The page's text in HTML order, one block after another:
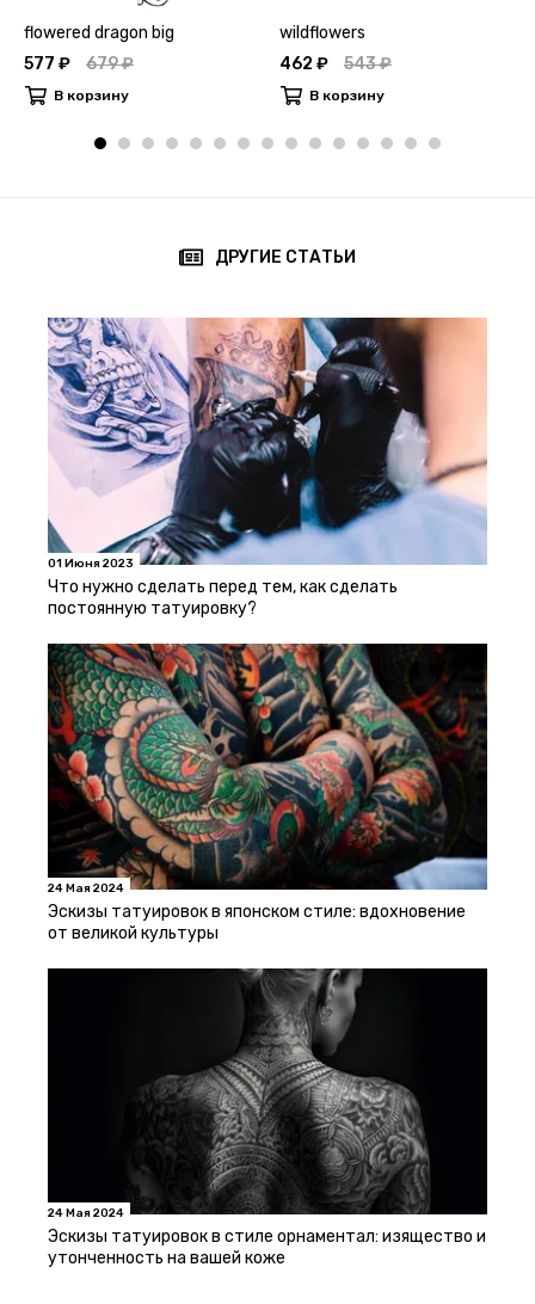
flowered dragon big
577 ₽
679 ₽
В корзину
wildflowers
462 ₽
543 ₽
В корзину
ДРУГИЕ СТАТЬИ
01 Июня 2023
Что нужно сделать перед тем, как сделать
постоянную татуировку?
24 Мая 2024
Эскизы татуировок в японском стиле: вдохновение
от великой культуры
24 Мая 2024
Эскизы татуировок в стиле орнаментал: изящество и
утонченность на вашей коже